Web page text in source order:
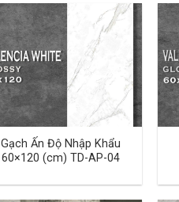
Gạch Ấn Độ Nhập Khẩu
60×120 (cm) TD-AP-04